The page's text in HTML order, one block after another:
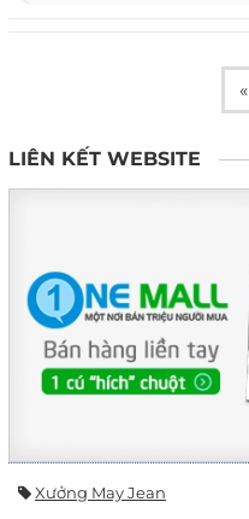
«
LIÊN KẾT WEBSITE
Xưởng May Jean